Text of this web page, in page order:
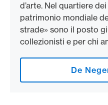
d’arte. Nel quartiere
patrimonio mondiale
strade» sono il posto
collezionisti e per chi
De